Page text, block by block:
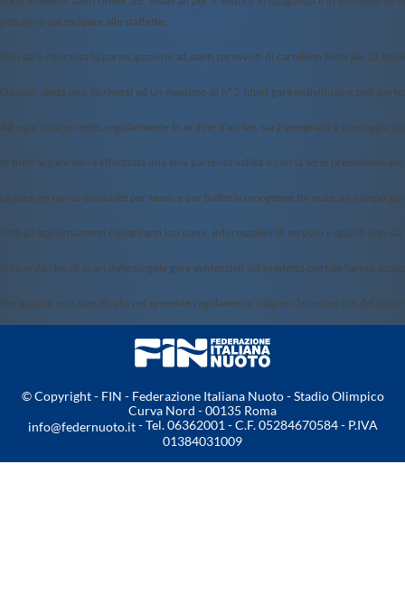
potranno partecipare alle staffette.
Non sarà concessa la partecipazione ad atleti sprovvisti di cartellino federale. La
Ciascun atleta può iscriversi ad un massimo di n° 2 (due) gare individuali e può
Ad ogni concorrente, regolarmente in ordine d'arrivo, sarà assegnato il punteggio
In tutte le gare verrà effettuata una sola partenza valida e con la serie precedente
Le gare verranno disputate per sesso e per batterie omogenee formate sul campo
Tutti gli aggiornamenti riguardanti iscrizioni, informazioni di servizio e quanti altri
Si ricorda che gli orari delle singole gare evidenziati sul predetto portale hanno
Per quanto non specificato nel presente regolamento valgono le norme Fin del
© Copyright - FIN - Federazione Italiana Nuoto - Stadio Olimpico
Curva Nord - 00135 Roma
info@federnuoto.it- Tel. 06362001 - C.F. 05284670584 - P.IVA
01384031009